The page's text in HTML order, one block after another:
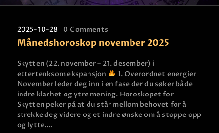
KLARSYNTE
BETALING
VIPPS
JOBBE SOM KLARSYNT
FAQ
KONTAKT OSS
2025-10-28 0 Comments
Månedshoroskop november 2025
Skytten (22. november – 21. desember) i
ettertenksom ekspansjon
1. Overordnet energier
November leder deg inn i en fase der du søker både
indre klarhet og ytre mening. Horoskopet for
Skytten peker på at du står mellom behovet for å
strekke deg videre og et indre ønske om å stoppe opp
og lytte.…